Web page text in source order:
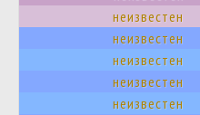
неизвестен
неизвестен
неизвестен
неизвестен
неизвестен